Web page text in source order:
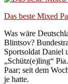
Das beste Mixed
Was wäre
Blintsov?
Sportsoldat Daniel
„Schütz(e)ling“
Paar; seit dem
je hatte.